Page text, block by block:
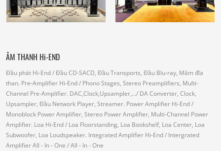
ÂM THANH Hi-END
Đầu phát Hi-End/ Đầu CD-SACD, Đầu Transports, Đầu Blu-ray, Mâm đĩa
than. Pre-Amplifier Hi-End/ Phono Stages, Stereo Preamplifiers, Multi-
Channel Pre-Amplifier. DAC,Clock,Upsampler,.../ DA Converter, Clock,
Upsampler, Đầu Network Player, Streamer. Power Amplifier Hi-End/
Monoblock Power Amplifier, Stereo Power Amplifier, Multi-Channel Power
Amplifier. Loa Hi-End/ Loa Floorstanding, Loa Bookshelf, Loa Center, Loa
Subwoofer, Loa Loudspeaker. Integrated Amplifier Hi-End/ Intergrated
AmplifierAll - In - One / All - In - One